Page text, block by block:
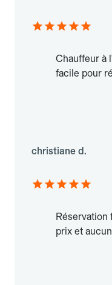
Chauffeur à
facile pour
christiane d.
Réservation
prix et